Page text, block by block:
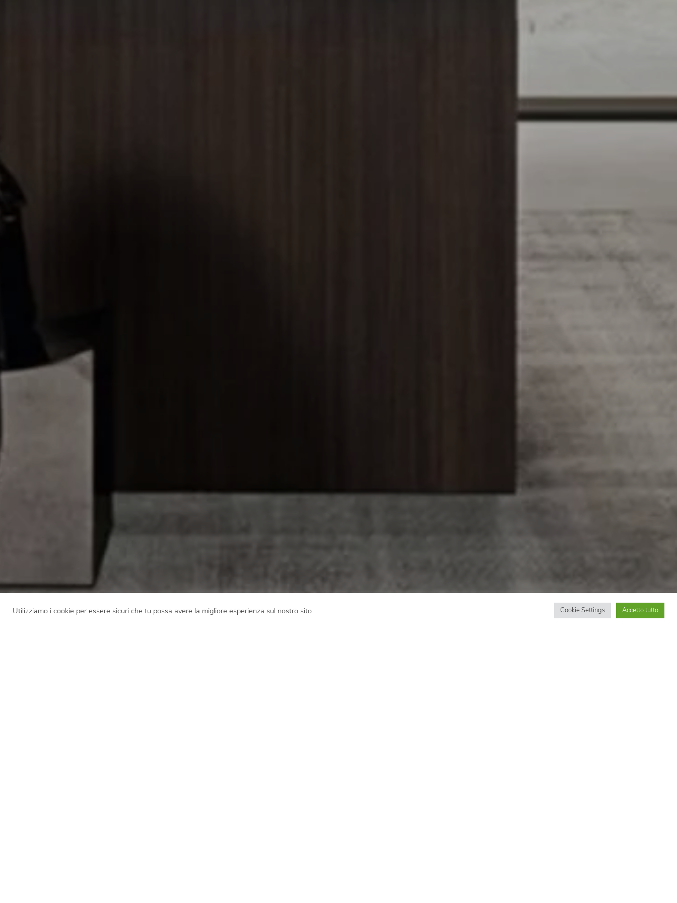
Utilizziamo i cookie per essere sicuri che tu possa avere la migliore esperienza sul nostro sito. Cookie Settings Accetto tutto